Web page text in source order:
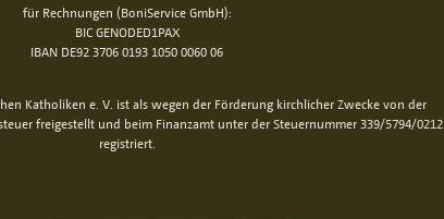
für Rechnungen (BoniService GmbH):
BIC GENODED1PAX
IBAN DE92 3706 0193 1050 0060 06
Katholiken e. V. ist als wegen der Förderung kirchlicher Zwecke von der
freigestellt und beim Finanzamt unter der Steuernummer 339/5794/0212
registriert.